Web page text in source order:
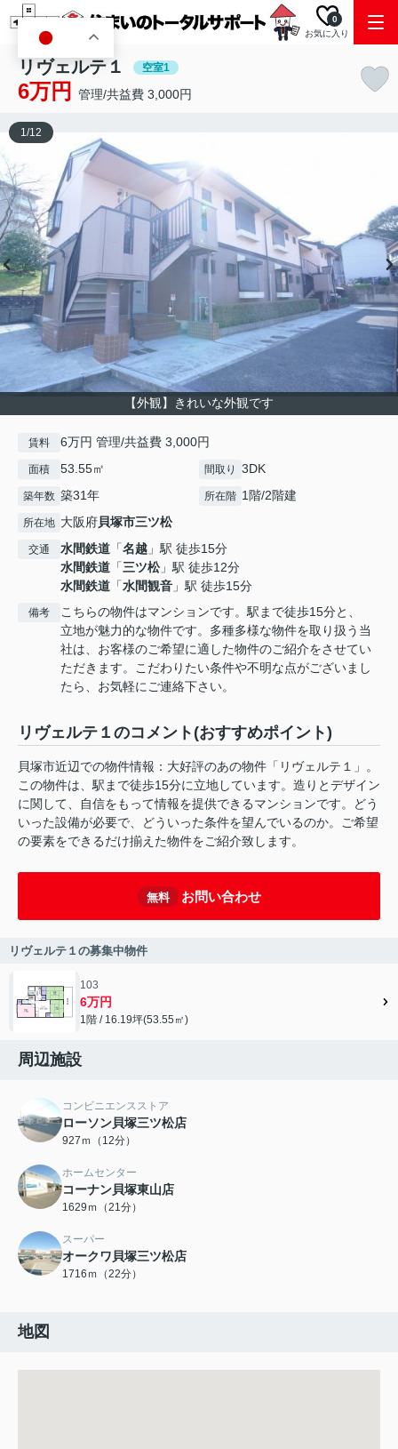
お気に入り
0
リヴェルテ１ 空室1
6万円 管理/共益費 3,000円
【外観】きれいな外観です
1/12
賃料 6万円 管理/共益費 3,000円
面積 53.55㎡ 間取り 3DK
築年数 築31年 所在階 1階/2階建
所在地 大阪府貝塚市三ツ松
交通 水間鉄道 「名越 」駅 徒歩15分
水間鉄道 「三ツ松」駅 徒歩12分
水間鉄道 「水間観音 」駅 徒歩15分
備考
こちらの物件はマンションです。駅まで徒歩15分と、
立地が魅力的な物件です。多種多様な物件を取り扱う当
社は、お客様のご希望に適した物件のご紹介をさせてい
ただきます。こだわりたい条件や不明な点がございまし
たら、お気軽にご連絡下さい。
リヴェルテ１のコメント(おすすめポイント)
貝塚市近辺での物件情報：大好評のあの物件「リヴェルテ１」。
この物件は、駅まで徒歩15分に立地しています。造りとデザイン
に関して、自信をもって情報を提供できるマンションです。どう
いった設備が必要で、どういった条件を望んでいるのか。ご希望
の要素をできるだけ揃えた物件をご紹介致します。
無料 お問い合わせ
リヴェルテ１の募集中物件
103
6万円
1階 / 16.19坪(53.55㎡)
周辺施設
コンビニエンスストア
ローソン貝塚三ツ松店
927ｍ（12分）
ホームセンター
コーナン貝塚東山店
1629ｍ（21分）
スーパー
オークワ貝塚三ツ松店
1716ｍ（22分）
地図